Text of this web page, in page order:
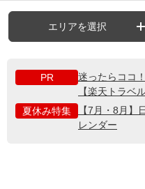
エリアを選択
PR
迷ったらココ
【楽天トラベル
夏休み特集
【7月・8月】
レンダー